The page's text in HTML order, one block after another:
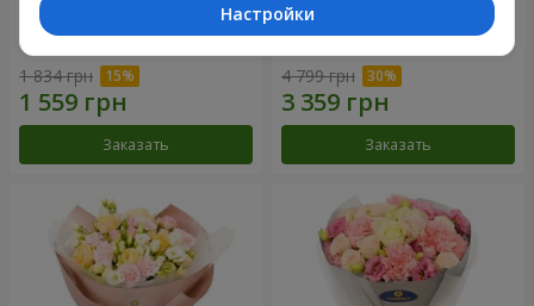
Букет "Дзинтарс"
1 834 грн
Заказать
Букет "Your Smile"
4 799 грн
Заказать
Настройки